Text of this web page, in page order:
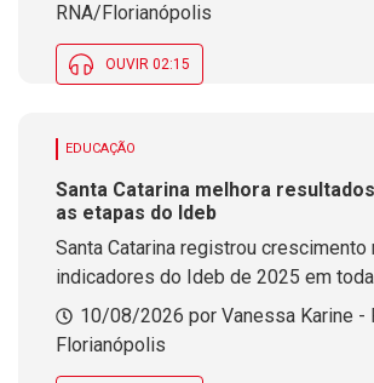
RNA/Florianópolis
OUVIR 02:15
EDUCAÇÃO
Santa Catarina melhora
as etapas do Ideb
Santa Catarina registrou crescimento
indicadores do Ideb de 2025 em
da educação básica. O estado
cerca de 31% o número de escolas
10/08/2026 por Vanessa Karine -
Florianópolis